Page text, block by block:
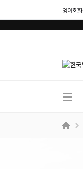
영어회화
이
메